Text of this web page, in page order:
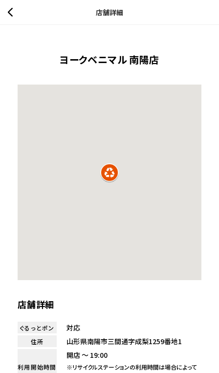
店舗詳細
ヨークベニマル 南陽店
店舗詳細
ぐるっとポン 対応
住所 山形県南陽市三間通字成梨1259番地1
利用開始時間
開店 ～ 19:00
※リサイクルステーションの利用時間は場合によって